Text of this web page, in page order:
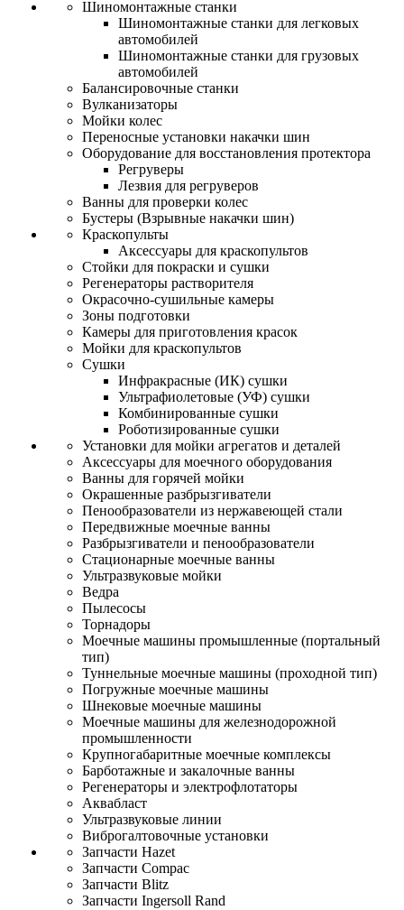
Шиномонтажные станки
Шиномонтажные станки для легковых
автомобилей
Шиномонтажные станки для грузовых
автомобилей
Балансировочные станки
Вулканизаторы
Мойки колес
Переносные установки накачки шин
Оборудование для восстановления протектора
Регруверы
Лезвия для регруверов
Ванны для проверки колес
Бустеры (Взрывные накачки шин)
Краскопульты
Аксессуары для краскопультов
Стойки для покраски и сушки
Регенераторы растворителя
Окрасочно-сушильные камеры
Зоны подготовки
Камеры для приготовления красок
Мойки для краскопультов
Сушки
Инфракрасные (ИК) сушки
Ультрафиолетовые (УФ) сушки
Комбинированные сушки
Роботизированные сушки
Установки для мойки агрегатов и деталей
Аксессуары для моечного оборудования
Ванны для горячей мойки
Окрашенные разбрызгиватели
Пенообразователи из нержавеющей стали
Передвижные моечные ванны
Разбрызгиватели и пенообразователи
Стационарные моечные ванны
Ультразвуковые мойки
Ведра
Пылесосы
Торнадоры
Моечные машины промышленные (портальный
тип)
Туннельные моечные машины (проходной тип)
Погружные моечные машины
Шнековые моечные машины
Моечные машины для железнодорожной
промышленности
Крупногабаритные моечные комплексы
Барботажные и закалочные ванны
Регенераторы и электрофлотаторы
Аквабласт
Ультразвуковые линии
Виброгалтовочные установки
Запчасти Hazet
Запчасти Compac
Запчасти Blitz
Запчасти Ingersoll Rand